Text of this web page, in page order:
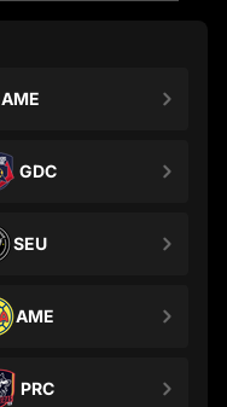
AME
GDC
SEU
AME
PRC